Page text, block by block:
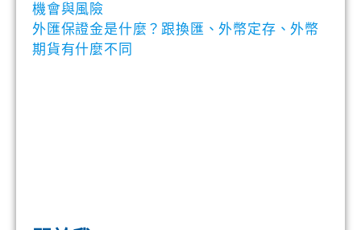
機會與風險
外匯保證金是什麼？跟換匯、外幣定存、外幣
期貨有什麼不同